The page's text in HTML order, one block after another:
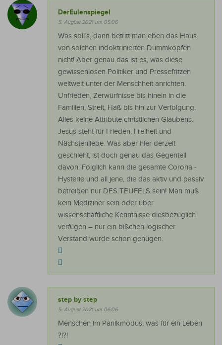
DerEulenspiegel
5. August 2021 um 05:06
Was soll´s, dann betritt man eben das Haus
von solchen indoktrinierten Dummköpfen
nicht! Aber genau das ist es, was diese
gewissenlosen Politiker und Pressefritzen
weltweit unter der Menschheit anrichten.
Unfrieden, Zerwürfnisse bis hinein in die
Familien, Streit, Haß bis hin zur Verfolgung.
Alles keine Attribute christlichen Glaubens.
Jesus steht für Frieden, Freiheit und
Nächstenliebe. Was aber hier derzeit
geschieht, ist doch genau das Gegenteil
davon. Folglich kann die gesamte Corona -
Hysterie und all jene, die das aktiv und passiv
betreiben nur DES TEUFELS sein! Man muß
kein Mediziner sein oder über
wissenschaftliche Kenntnisse diesbezüglich
verfügen – nur ein bißchen logischer
Verstand würde schon genügen.
step by step
5. August 2021 um 06:06
Menschen im Panikmodus, was für ein Leben
?!?!